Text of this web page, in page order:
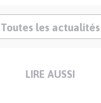
Toutes les actualités
LIRE AUSSI